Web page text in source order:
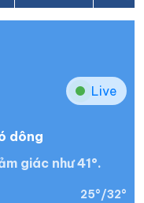
Live
dông
giác như 41°.
25°/32°